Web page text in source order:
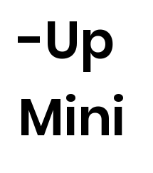
-Up
Mini